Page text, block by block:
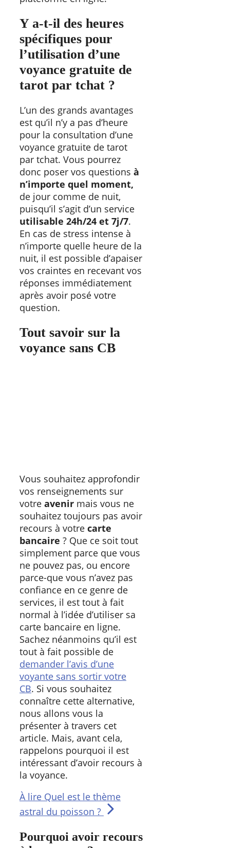
Y a-t-il des heures
spécifiques pour
l’utilisation d’une
voyance gratuite de
tarot par tchat ?
L’un des grands avantages
est qu’il n’y a pas d’heure
pour la consultation d’une
voyance gratuite de tarot
par tchat. Vous pourrez
donc poser vos questions à
n’importe quel moment,
de jour comme de nuit,
puisqu’il s’agit d’un service
utilisable 24h/24 et 7j/7.
En cas de stress intense à
n’importe quelle heure de la
nuit, il est possible d’apaiser
vos craintes en recevant vos
réponses immédiatement
après avoir posé votre
question.
Tout savoir sur la
voyance sans CB
Vous souhaitez approfondir
vos renseignements sur
votre avenir mais vous ne
souhaitez toujours pas avoir
recours à votre carte
bancaire ? Que ce soit tout
simplement parce que vous
ne pouvez pas, ou encore
parce-que vous n’avez pas
confiance en ce genre de
services, il est tout à fait
normal à l’idée d’utiliser sa
carte bancaire en ligne.
Sachez néanmoins qu’il est
tout à fait possible de
demander l’avis d’une
voyante sans sortir votre
CB. Si vous souhaitez
connaître cette alternative,
nous allons vous la
présenter à travers cet
article. Mais, avant cela,
rappelons pourquoi il est
intéressant d’avoir recours à
la voyance.
À lire Quel est le thème
astral du poisson ?
Pourquoi avoir recours